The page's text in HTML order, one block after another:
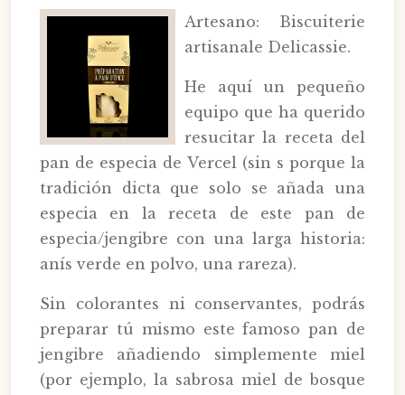
Artesano: Biscuiterie
artisanale Delicassie.
He aquí un pequeño
equipo que ha querido
resucitar la receta del
pan de especia de Vercel (sin s porque la
tradición dicta que solo se añada una
especia en la receta de este pan de
especia/jengibre con una larga historia:
anís verde en polvo, una rareza).
Sin colorantes ni conservantes, podrás
preparar tú mismo este famoso pan de
jengibre añadiendo simplemente miel
(por ejemplo, la sabrosa miel de bosque